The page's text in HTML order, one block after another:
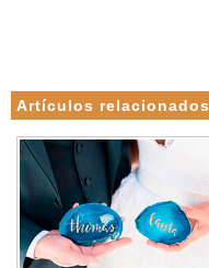
Artículos relacionados